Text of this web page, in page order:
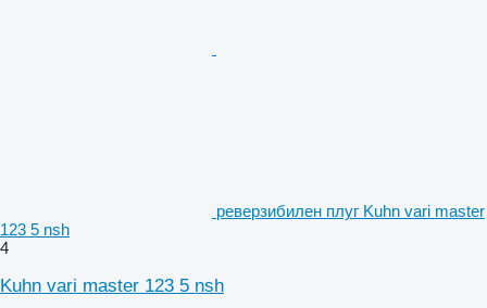
реверзибилен плуг Kuhn vari master
123 5 nsh
4
Kuhn vari master 123 5 nsh